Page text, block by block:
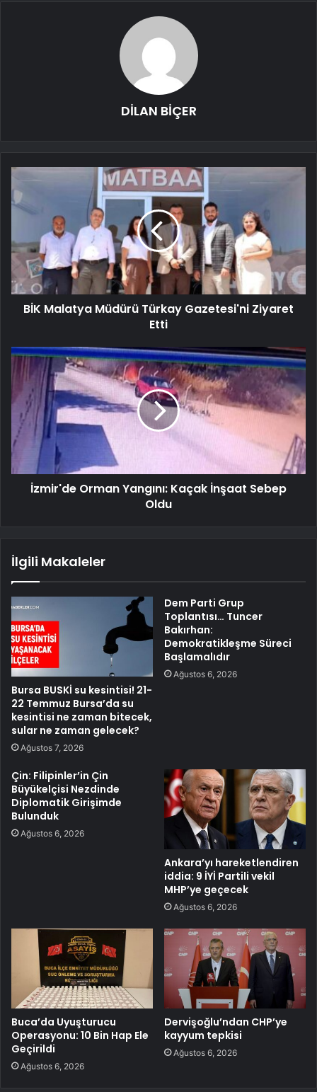
DİLAN BİÇER
BİK Malatya Müdürü Türkay Gazetesi'ni Ziyaret
Etti
İzmir'de Orman Yangını: Kaçak İnşaat Sebep
Oldu
İlgili Makaleler
Bursa BUSKİ su kesintisi! 21-
22 Temmuz Bursa’da su
kesintisi ne zaman bitecek,
sular ne zaman gelecek?
Ağustos 7, 2026
Dem Parti Grup
Toplantısı… Tuncer
Bakırhan:
Demokratikleşme Süreci
Başlamalıdır
Ağustos 6, 2026
Çin: Filipinler’in Çin
Büyükelçisi Nezdinde
Diplomatik Girişimde
Bulunduk
Ağustos 6, 2026
Ankara’yı hareketlendiren
iddia: 9 İYİ Partili vekil
MHP’ye geçecek
Ağustos 6, 2026
Buca’da Uyuşturucu
Operasyonu: 10 Bin Hap Ele
Geçirildi
Ağustos 6, 2026
Dervişoğlu’ndan CHP’ye
kayyum tepkisi
Ağustos 6, 2026